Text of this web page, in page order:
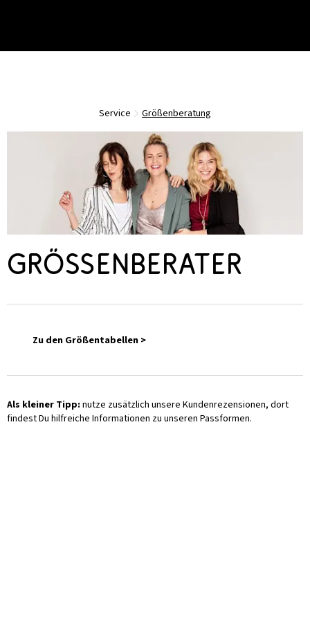
Service Größenberatung
Größenberater
Zu den Größentabellen >
Als kleiner Tipp: nutze zusätzlich unsere Kundenrezensionen, dort
findest Du hilfreiche Informationen zu unseren Passformen.